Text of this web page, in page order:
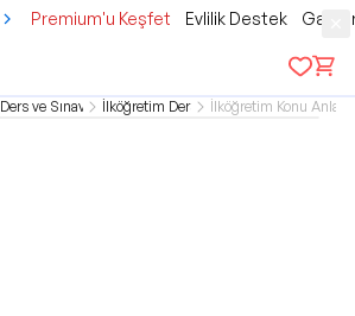
Premium'u Keşfet Evlilik Destek
Ders ve Sınav Kitaplarıİlköğretim Ders Kitaplarıİlköğretim Konu